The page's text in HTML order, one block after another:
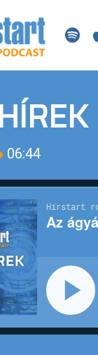
06:44